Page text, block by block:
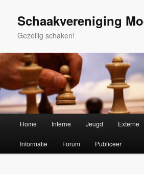
primaire
Schaakvereniging
Gezellig schaken!
Home Interne Jeugd Externe
Informatie Forum Publiceer